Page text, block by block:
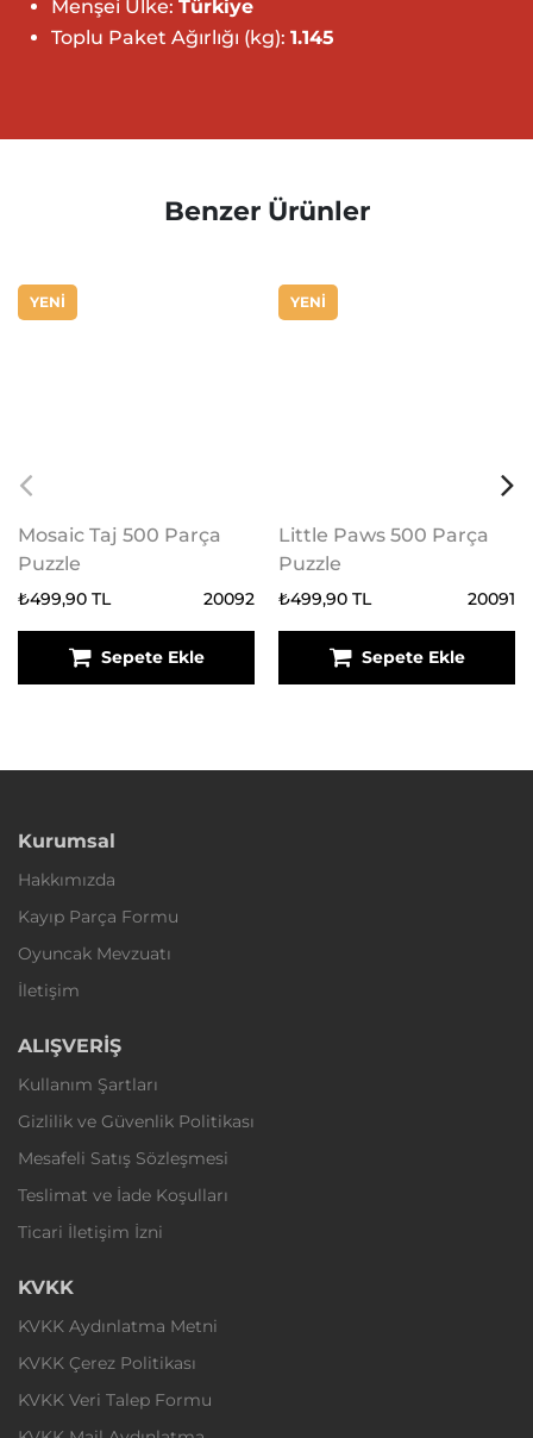
Menşei Ülke: Türkiye
Toplu Paket Ağırlığı (kg): 1.145
Benzer Ürünler
YENİ
Mosaic Taj 500 Parça
Puzzle
₺499,90 TL 20092
Sepete Ekle
YENİ
Little Paws 500 Parça
Puzzle
₺499,90 TL 20091
Sepete Ekle
Kurumsal
Hakkımızda
Kayıp Parça Formu
Oyuncak Mevzuatı
İletişim
ALIŞVERİŞ
Kullanım Şartları
Gizlilik ve Güvenlik Politikası
Mesafeli Satış Sözleşmesi
Teslimat ve İade Koşulları
Ticari İletişim İzni
KVKK
KVKK Aydınlatma Metni
KVKK Çerez Politikası
KVKK Veri Talep Formu